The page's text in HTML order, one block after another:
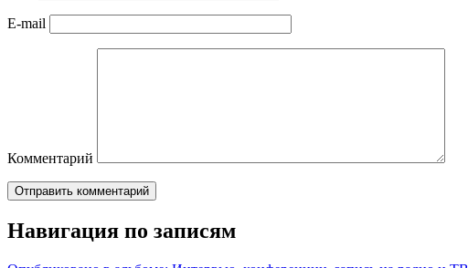
E-mail
Комментарий
Навигация по записям